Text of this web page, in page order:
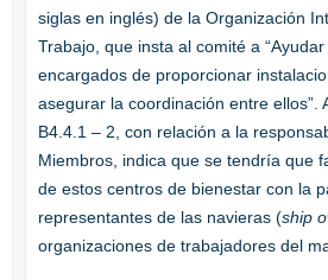
siglas en inglés) de la Organización
Trabajo, que insta al comité a
encargados de proporcionar
asegurar la coordinación entre ellos”.
B4.4.1 – 2, con relación a la
Miembros, indica que se tendría que
de estos centros de bienestar con la
representantes de las navieras (ship
organizaciones de trabajadores del